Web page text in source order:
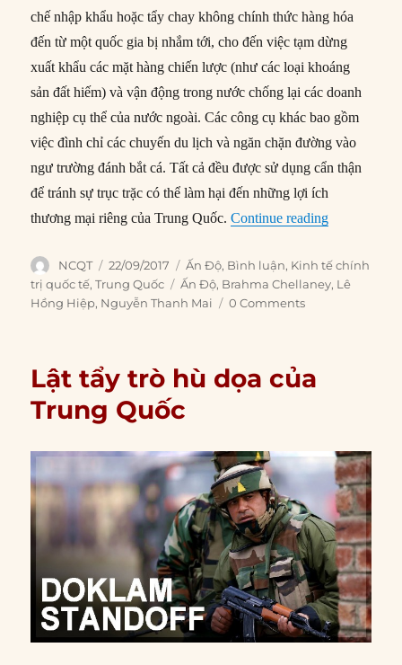
chế nhập khẩu hoặc tẩy chay không chính thức hàng hóa
đến từ một quốc gia bị nhắm tới, cho đến việc tạm dừng
xuất khẩu các mặt hàng chiến lược (như các loại khoáng
sản đất hiếm) và vận động trong nước chống lại các doanh
nghiệp cụ thể của nước ngoài. Các công cụ khác bao gồm
việc đình chỉ các chuyến du lịch và ngăn chặn đường vào
ngư trường đánh bắt cá. Tất cả đều được sử dụng cẩn thận
để tránh sự trục trặc có thể làm hại đến những lợi ích
thương mại riêng của Trung Quốc.Continue reading“Trung
Author
NCQT
Posted
on
22/09/2017 Categories
Ấn Độ, Bình luận, Kinh tế chính
trị quốc tế,Trung Quốc Tags
Ấn Độ, Brahma Chellaney, Lê
Hồng Hiệp, Nguyễn Thanh Mai 0 Comments
Lật tẩy trò hù dọa của
Trung Quốc